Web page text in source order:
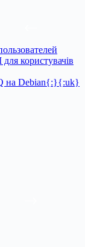
користувачів
на Debian{:}{:uk}